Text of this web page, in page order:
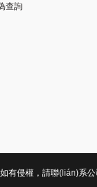
查詢
有侵權，請聯(lián)